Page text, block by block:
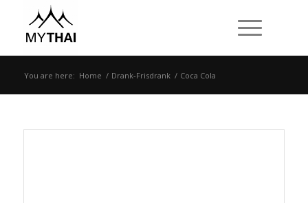
You are here: Home / Drank-Frisdrank / Coca Cola